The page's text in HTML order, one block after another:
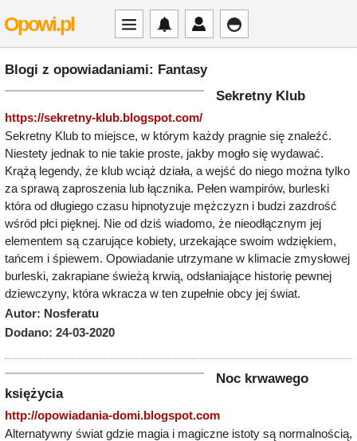
Opowi.pl
Blogi z opowiadaniami: Fantasy
Sekretny Klub
https://sekretny-klub.blogspot.com/
Sekretny Klub to miejsce, w którym każdy pragnie się znaleźć.
Niestety jednak to nie takie proste, jakby mogło się wydawać.
Krążą legendy, że klub wciąż działa, a wejść do niego można tylko
za sprawą zaproszenia lub łącznika. Pełen wampirów, burleski
która od długiego czasu hipnotyzuje mężczyzn i budzi zazdrość
wśród płci pięknej. Nie od dziś wiadomo, że nieodłącznym jej
elementem są czarujące kobiety, urzekające swoim wdziękiem,
tańcem i śpiewem. Opowiadanie utrzymane w klimacie zmysłowej
burleski, zakrapiane świeżą krwią, odsłaniające historię pewnej
dziewczyny, która wkracza w ten zupełnie obcy jej świat.
Autor: Nosferatu
Dodano: 24-03-2020
Noc krwawego
księżycia
http://opowiadania-domi.blogspot.com
Alternatywny świat gdzie magia i magiczne istoty są normalnością,